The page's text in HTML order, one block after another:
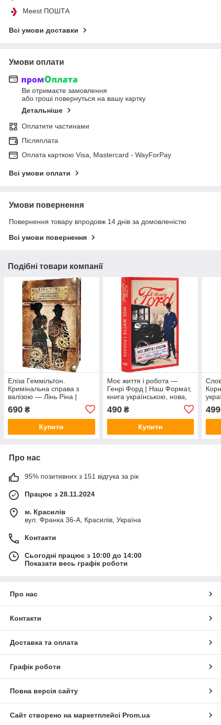
Meest ПОШТА
Всі умови доставки
Умови оплати
Ви отримаєте замовлення
або гроші повернуться на вашу картку
Детальніше
Оплатити частинами
Післяплата
Оплата карткою Visa, Mastercard - WayForPay
Всі умови оплати
Умови повернення
Повернення товару впродовж 14 днів за домовленістю
Всі умови повернення
Подібні товари компанії
Еліза Геммільтон.
Кримінальна справа з
валізою — Лінь Ріна |
українською, нова, тверда
690 ₴
Купити
Моє життя і робота —
Генрі Форд | Наш Формат,
книга українською, нова,
490₴
Купити
499
Про нас
95% позитивних з 151 відгука за рік
Працює з 28.11.2024
м. Красилів
вул. Франка 36-А, Красилів, Україна
Контакти
Сьогодні працює з 10:00 до 14:00
Показати весь графік роботи
Про нас
Контакти
Доставка та оплата
Графік роботи
Повна версія сайту
Сайт створено на маркетплейсі Prom.ua